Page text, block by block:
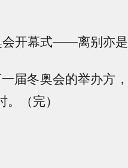
幕式——离别亦是“
冬奥会的举办方
（完）